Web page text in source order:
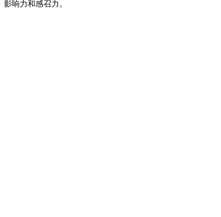
影响力和感召力。